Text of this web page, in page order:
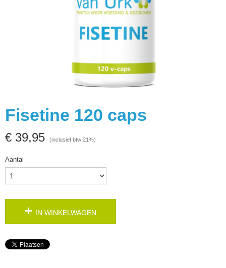
Fisetine 120 caps
€ 39,95 (inclusief btw 21%)
Aantal
IN WINKELWAGEN